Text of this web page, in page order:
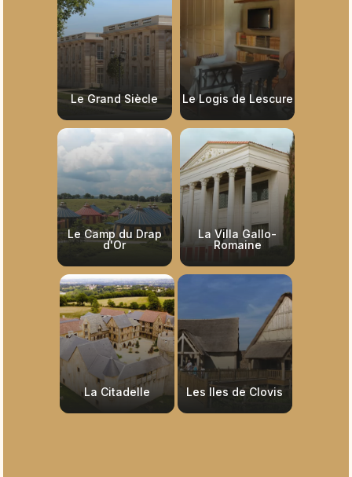
Le Grand Siècle Le Logis de Lescure
Le Camp du Drap
d'Or
La Villa Gallo-
Romaine
La Citadelle Les Iles de Clovis